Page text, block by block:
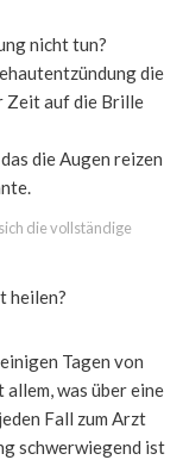
nicht tun?
die
Zeit auf die Brille
die Augen reizen
die vollständige
heilen?
Tagen von
was über eine
Fall zum Arzt
schwerwiegend ist